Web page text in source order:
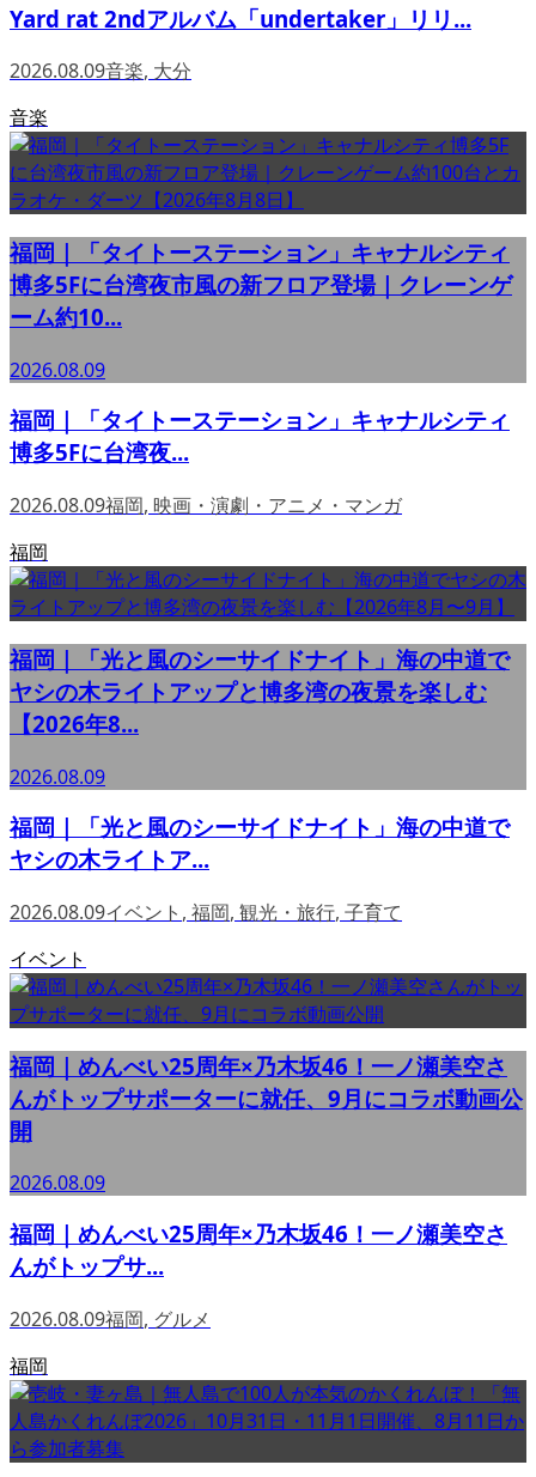
Yard rat 2ndアルバム「undertaker」リリ...
2026.08.09音楽, 大分
音楽
福岡｜「タイトーステーション」キャナルシティ
博多5Fに台湾夜市風の新フロア登場｜クレーンゲ
ーム約10...
2026.08.09
福岡｜「タイトーステーション」キャナルシティ
博多5Fに台湾夜...
2026.08.09福岡, 映画・演劇・アニメ・マンガ
福岡
福岡｜「光と風のシーサイドナイト」海の中道で
ヤシの木ライトアップと博多湾の夜景を楽しむ
【2026年8...
2026.08.09
福岡｜「光と風のシーサイドナイト」海の中道で
ヤシの木ライトア...
2026.08.09イベント , 福岡, 観光・旅行, 子育て
イベント
福岡｜めんべい25周年×乃木坂46！一ノ瀬美空さ
んがトップサポーターに就任、9月にコラボ動画公
開
2026.08.09
福岡｜めんべい25周年×乃木坂46！一ノ瀬美空さ
んがトップサ...
2026.08.09福岡, グルメ
福岡